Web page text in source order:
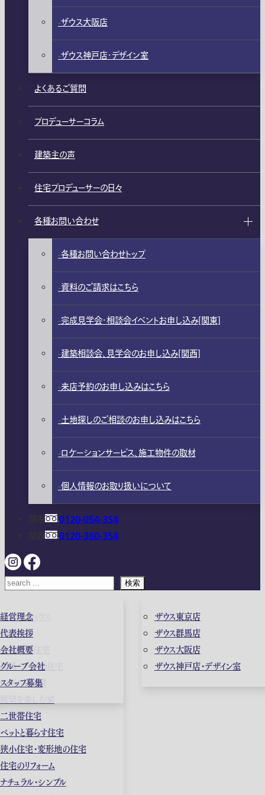
ガレージハウス
高級住宅
店舗併用住宅
和風モダンの住宅
中庭のある家
二世帯住宅
ペットと暮らす住宅
狭小住宅・変形地の住宅
住宅のリフォーム
ナチュラル・シンプル
経営理念
代表挨拶
会社概要
グループ会社
スタッフ募集
ザウス東京店
ザウス群馬店
ザウス大阪店
ザウス神戸店・デザイン室
ザウス大阪店
ザウス神戸店・デザイン室
よくあるご質問
プロデューサーコラム
建築主の声
住宅プロデューサーの日々
各種お問い合わせ
各種お問い合わせトップ
資料のご請求はこちら
完成見学会・相談会イベントお申し込み[関東]
建築相談会、見学会のお申し込み[関西]
来店予約のお申し込みはこちら
土地探しのご相談のお申し込みはこちら
ロケーションサービス、施工物件の取材
個人情報のお取り扱いについて
0120-054-354
0120-360-354
検索